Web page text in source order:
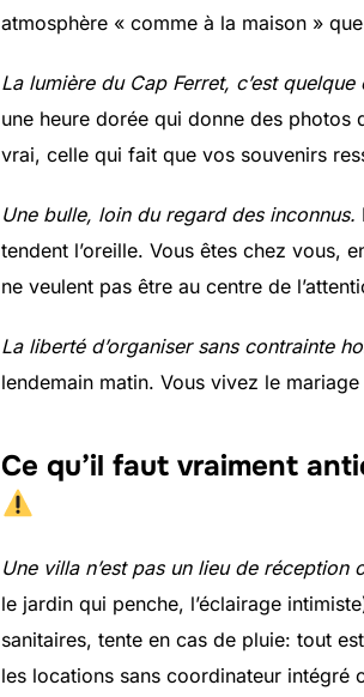
atmosphère « comme à la maison »
La lumière du Cap Ferret, c’est quelque
une heure dorée qui donne des photos
vrai, celle qui fait que vos souvenirs
Une bulle, loin du regard des inconnus.
tendent l’oreille. Vous êtes chez vous,
ne veulent pas être au centre de
La liberté d’organiser sans contrainte
lendemain matin. Vous vivez le
Ce qu’il faut vraiment
Une villa n’est pas un lieu de réception
le jardin qui penche, l’éclairage
sanitaires, tente en cas de pluie: tout
les locations sans coordinateur intégré